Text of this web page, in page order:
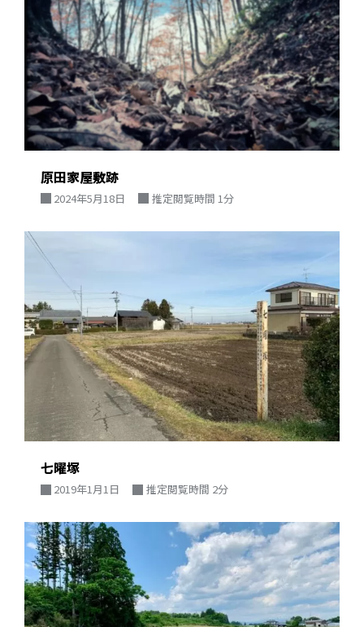
原田家屋敷跡
2024年5月18日 推定閲覧時間 1分
七曜塚
2019年1月1日 推定閲覧時間 2分